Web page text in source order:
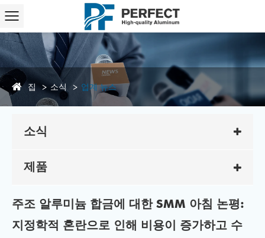
집 소식 업계 뉴스
소식
제품
주조 알루미늄 합금에 대한 SMM 아침 논평:
지정학적 혼란으로 인해 비용이 증가하고 수